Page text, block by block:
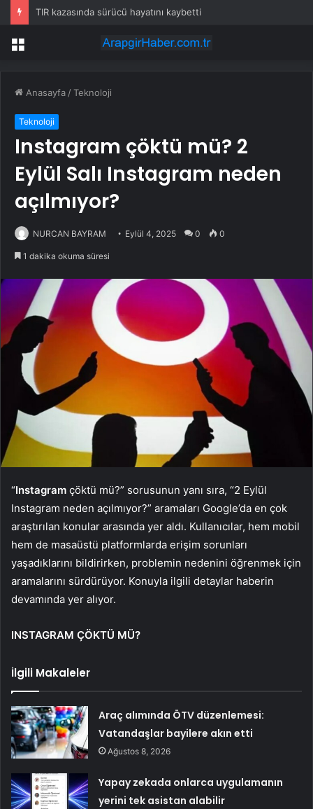
TIR kazasında sürücü hayatını kaybetti
Menü
Anasayfa /Teknoloji
Teknoloji
Instagram çöktü mü? 2
Eylül Salı Instagram neden
açılmıyor?
NURCAN BAYRAM Eylül 4, 2025 0 0
1 dakika okuma süresi
“Instagram çöktü mü?” sorusunun yanı sıra, “2 Eylül
Instagram neden açılmıyor?” aramaları Google’da en çok
araştırılan konular arasında yer aldı. Kullanıcılar, hem mobil
hem de masaüstü platformlarda erişim sorunları
yaşadıklarını bildirirken, problemin nedenini öğrenmek için
aramalarını sürdürüyor. Konuyla ilgili detaylar haberin
devamında yer alıyor.
INSTAGRAM ÇÖKTÜ MÜ?
İlgili Makaleler
Araç alımında ÖTV düzenlemesi:
Vatandaşlar bayilere akın etti
Ağustos 8, 2026
Yapay zekada onlarca uygulamanın
yerini tek asistan alabilir